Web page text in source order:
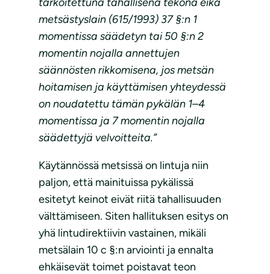
metsästyslain (615/1993) 37 §:n 1
momentissa säädetyn tai 50 §:n 2
momentin nojalla annettujen
säännösten rikkomisena, jos metsän
hoitamisen ja käyttämisen yhteydessä
on noudatettu tämän pykälän 1–4
momentissa ja 7 momentin nojalla
säädettyjä velvoitteita.”
Käytännössä metsissä on lintuja niin
paljon, että mainituissa pykälissä
esitetyt keinot eivät riitä tahallisuuden
välttämiseen. Siten hallituksen esitys on
yhä lintudirektiivin vastainen, mikäli
metsälain 10 c §:n arviointi ja ennalta
ehkäisevät toimet poistavat teon